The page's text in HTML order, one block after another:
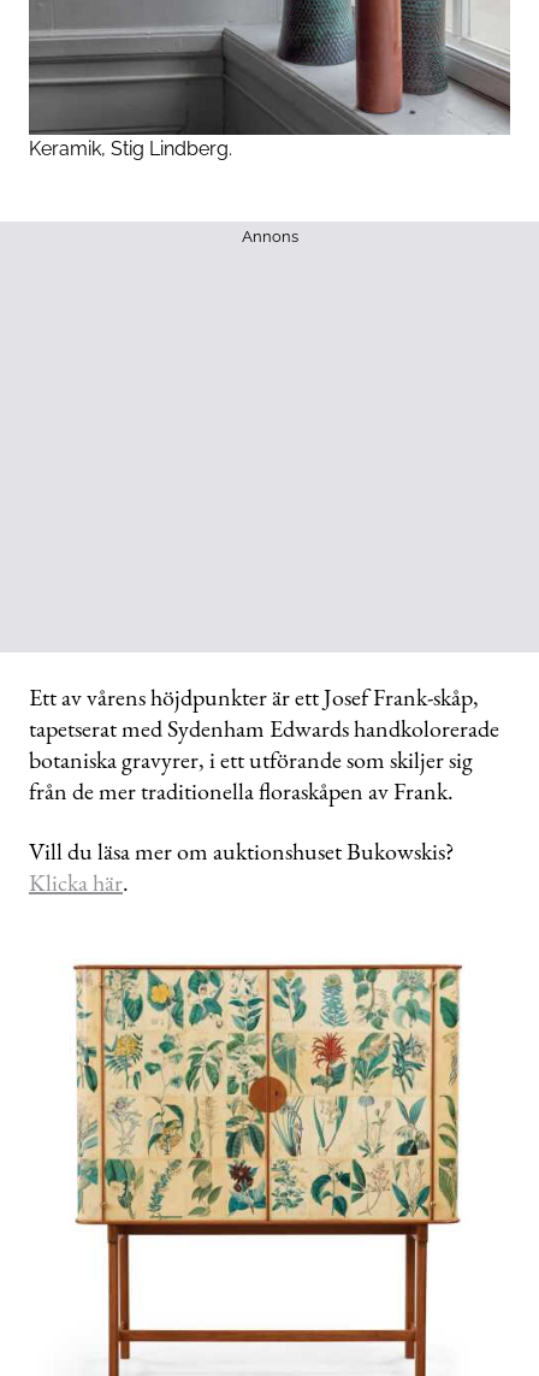
Keramik, Stig Lindberg.
Annons
Ett av vårens höjdpunkter är ett Josef Frank-skåp,
tapetserat med Sydenham Edwards handkolorerade
botaniska gravyrer, i ett utförande som skiljer sig
från de mer traditionella floraskåpen av Frank.
Vill du läsa mer om auktionshuset Bukowskis?
Klicka här.